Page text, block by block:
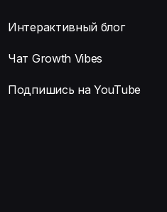
Интерактивный блог
Чат Growth Vibes
Подпишись на YouTube